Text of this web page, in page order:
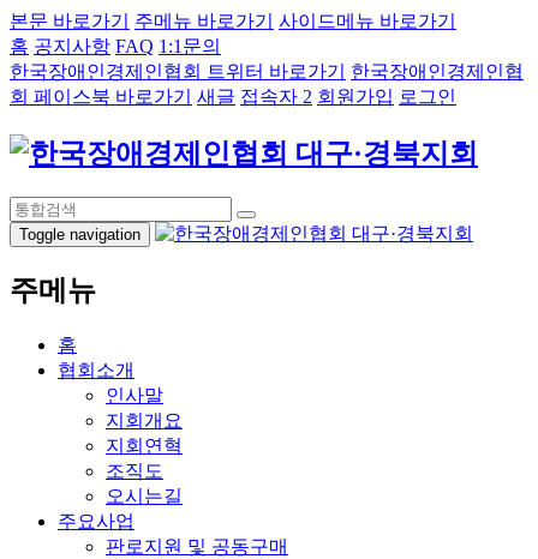
본문 바로가기 주메뉴 바로가기
사이드메뉴 바로가기
홈 공지사항 FAQ 1:1문의
한국장애인경제인협회 트위터 바로가기
한국장애인경제인협
회 페이스북 바로가기
새글 접속자 2 회원가입 로그인
Toggle navigation
주메뉴
홈
협회소개
인사말
지회개요
지회연혁
조직도
오시는길
주요사업
판로지원 및 공동구매